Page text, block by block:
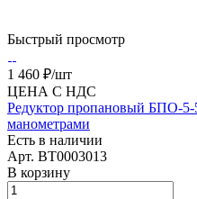
Быстрый просмотр
1 460 ₽/шт
ЦЕНА С НДС
Редуктор пропановый БПО-
манометрами
Есть в наличии
Арт. BT0003013
В корзину